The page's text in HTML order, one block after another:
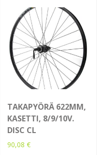
TAKAPYÖRÄ 622MM,
KASETTI, 8/9/10V.
DISC CL
90,08€